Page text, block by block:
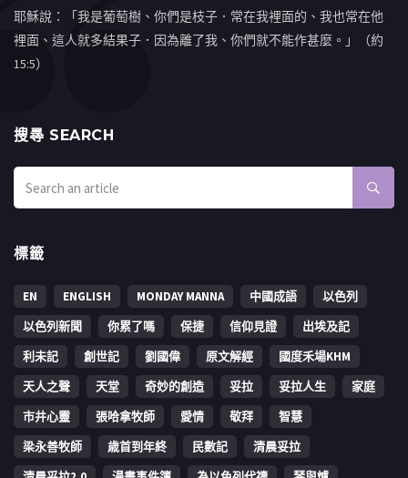
耶穌說：「我是葡萄樹、你們是枝子．常在我裡面的、我也常在他
裡面、這人就多結果子．因為離了我、你們就不能作甚麼。」（約
15:5）
搜㝷 SEARCH
標籤
EN ENGLISH MONDAY MANNA 中國成語
以色列
以色列新聞
你累了嗎 保捷 信仰見證
出埃及記
利未記
創世記 劉國偉 原文解經
國度禾場KHM
天人之聲
天堂 奇妙的創造 妥拉 妥拉人生
家庭
市井心靈
張哈拿牧師 愛情 敬拜
智慧
梁永善牧師
歳首到年終 民數記
清晨妥拉